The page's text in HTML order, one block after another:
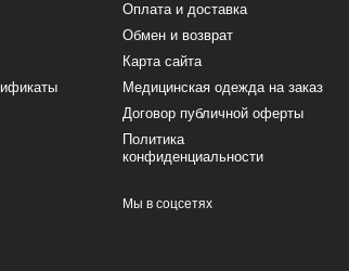
Оплата и доставка
Обмен и возврат
Карта сайта
Медицинская одежда на заказ
Договор публичной оферты
Политика
конфиденциальности
Мы в соцсетях